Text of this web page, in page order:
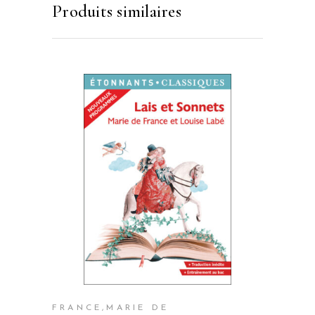
Produits similaires
FRANCE,MARIE DE